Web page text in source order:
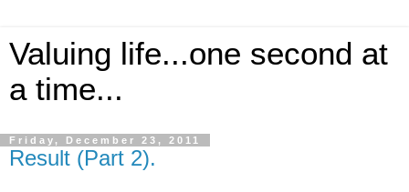
Valuing life...one second at
a time...
Friday, December 23, 2011
Result (Part 2).